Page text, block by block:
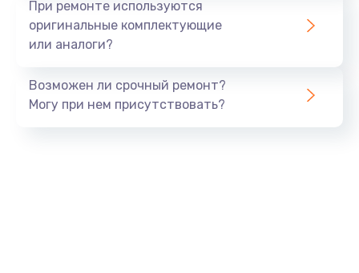
При ремонте используются
оригинальные комплектующие
или аналоги?
Возможен ли срочный ремонт?
Могу при нем присутствовать?